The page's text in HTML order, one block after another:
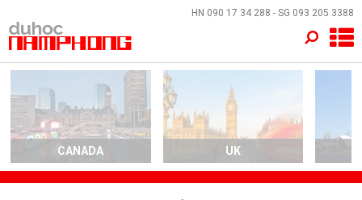
HN 090 17 34 288 - SG 093 205 3388
CANADA UK
×
TRANG CHỦ
QUỐC GIA
DỊCH VỤ